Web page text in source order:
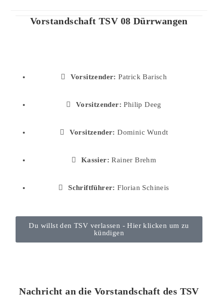
Vorstandschaft TSV 08 Dürrwangen
Vorsitzender: Patrick Barisch
Vorsitzender: Philip Deeg
Vorsitzender: Dominic Wundt
Kassier: Rainer Brehm
Schriftführer: Florian Schineis
Du willst den TSV verlassen - Hier klicken um zu
kündigen
Nachricht an die Vorstandschaft des TSV